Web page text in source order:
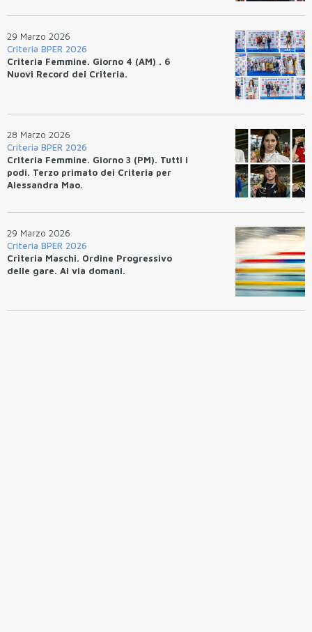
29 Marzo 2026
Criteria BPER 2026
Criteria Femmine. Giorno 4 (AM) . 6
Nuovi Record dei Criteria.
28 Marzo 2026
Criteria BPER 2026
Criteria Femmine. Giorno 3 (PM). Tutti i
podi. Terzo primato dei Criteria per
Alessandra Mao.
29 Marzo 2026
Criteria BPER 2026
Criteria Maschi. Ordine Progressivo
delle gare. Al via domani.